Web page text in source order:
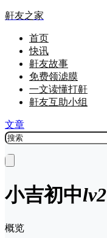
鼾友之家
首页
快讯
鼾友故事
免费领滤膜
一文读懂打鼾
鼾友互助小组
文章
小吉初中lv2
概览